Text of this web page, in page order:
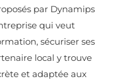
par Dynamips
qui veut
sécuriser ses
local y trouve
et adaptée aux